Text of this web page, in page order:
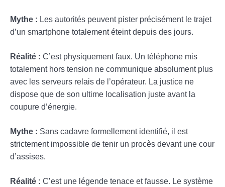
Mythe : Les autorités peuvent pister précisément le trajet
d’un smartphone totalement éteint depuis des jours.
Réalité : C’est physiquement faux. Un téléphone mis
totalement hors tension ne communique absolument plus
avec les serveurs relais de l’opérateur. La justice ne
dispose que de son ultime localisation juste avant la
coupure d’énergie.
Mythe : Sans cadavre formellement identifié, il est
strictement impossible de tenir un procès devant une cour
d’assises.
Réalité : C’est une légende tenace et fausse. Le système